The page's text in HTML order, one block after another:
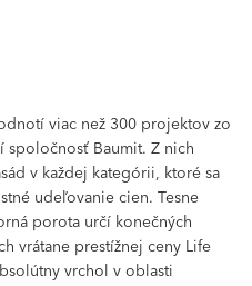
viac než 300 projektov zo
Baumit. Z nich
v každej kategórii, ktoré sa
udeľovanie cien. Tesne
porota určí konečných
vrátane prestížnej ceny Life
vrchol v oblasti